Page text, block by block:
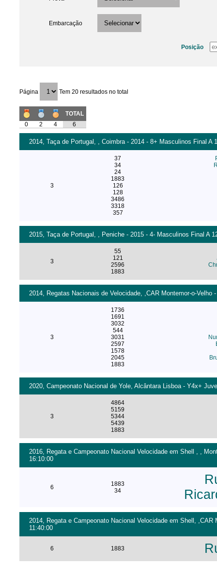
Embarcação
Posição
Página Tem 20 resultados no total
TOTAL
0
2 4 6
2014, Taça de Portugal, , Coimbra - 2014 - 8+ Masculinos Final A
3
37
34
24
1883
126
128
3486
3318
357
2015, Taça de Portugal, , Peniche - 2015 - 4- Masculinos Final A
3
55
121
2596
1883
2014, Regatas Nacionais de Velocidade, ,CAR Montemor-o-Velho
3
1736
1691
3032
544
3031
2597
1578
2045
1883
2020, Campeonato Nacional de Yole, Alcântara Lisboa - Y4x+
3
4864
5159
5344
5439
1883
2016, Regata e Campeonato Nacional Velocidade em Shell , ,
16:10:00
6
1883
34
2014, Regata e Campeonato Nacional Velocidade em Shell,
11:40:00
6 1883